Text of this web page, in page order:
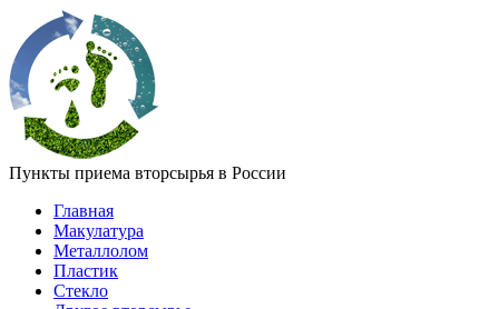
Пункты приема вторсырья в России
Главная
Макулатура
Металлолом
Пластик
Стекло